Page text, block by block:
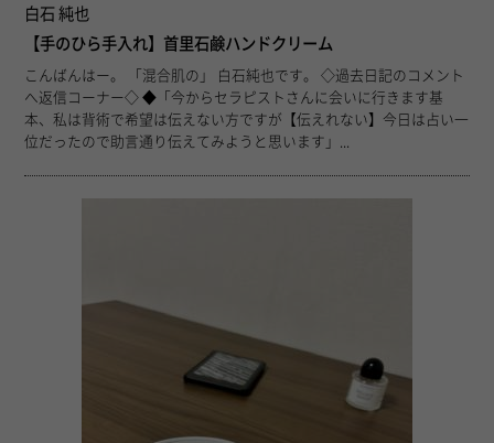
白石 純也
【手のひら手入れ】首里石鹸ハンドクリーム
こんばんはー。 「混合肌の」 白石純也です。 ◇過去日記のコメント
へ返信コーナー◇ ◆「今からセラピストさんに会いに行きます基
本、私は背術で希望は伝えない方ですが【伝えれない】今日は占い一
位だったので助言通り伝えてみようと思います」...